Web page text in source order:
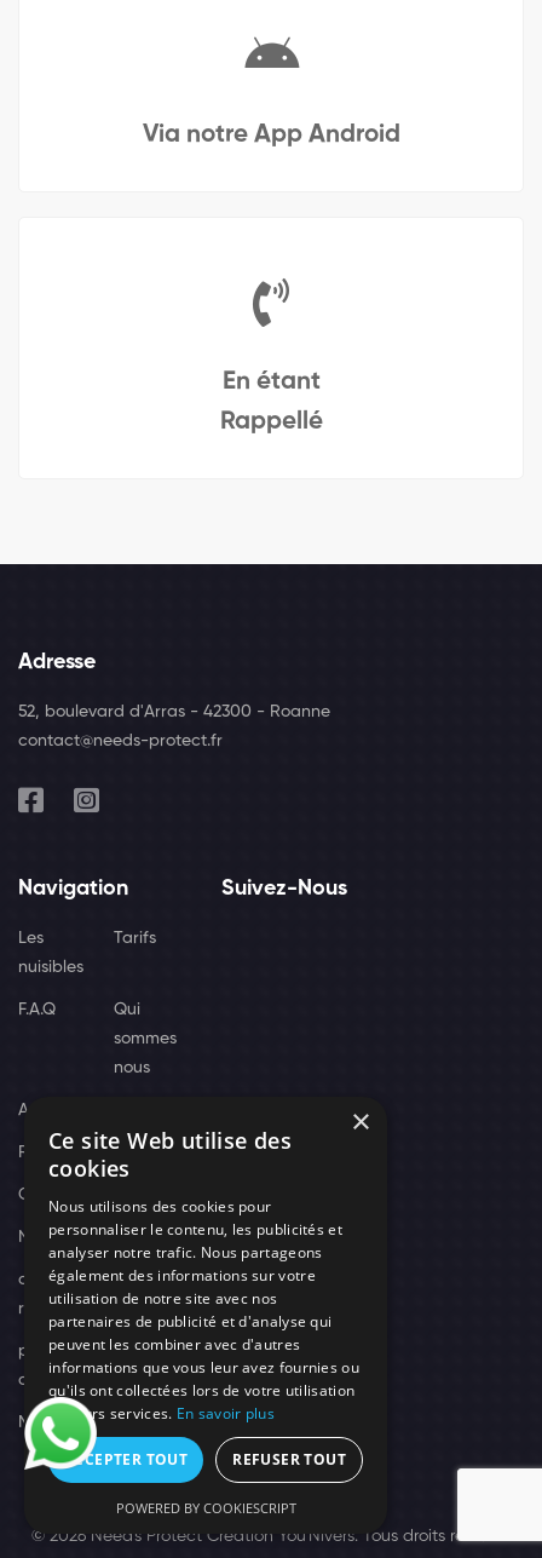
Via notre App Android
En étant
Rappellé
Adresse
52, boulevard d'Arras - 42300 - Roanne
contact@needs-protect.fr
Navigation
Les
nuisibles
Tarifs
F.A.Q
Qui
sommes
nous
Actus
Recrutement
Contact
Nos techniciens
campagne-
recrutement
politique de
confidentialité
Mentions légales
Suivez-Nous
© 2026 Need's Protect Création You'Nivers. Tous droits réservés
×
Ce site Web utilise des
cookies
Nous utilisons des cookies pour
personnaliser le contenu, les publicités et
analyser notre trafic. Nous partageons
également des informations sur votre
utilisation de notre site avec nos
partenaires de publicité et d'analyse qui
peuvent les combiner avec d'autres
informations que vous leur avez fournies ou
qu'ils ont collectées lors de votre utilisation
de leurs services. En savoir plus
ACCEPTER TOUT REFUSER TOUT
POWERED BY COOKIESCRIPT